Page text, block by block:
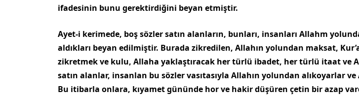
ifadesinin bunu gerektirdiğini beyan etmiştir.
Ayet-i kerimede, boş sözler satın alanların, bunları, insanları Allahm
aldıkları beyan edilmiştir. Burada zikredilen, Alla­hın yolundan maksat,
zikretmek ve kulu, Allaha yaklaş­tıracak her türlü ibadet, her türlü itaat ve
satın alanlar, insanlan bu sözler vasıtasıyla Allahın yolundan alıkoyarlar
Bu itibarla onlara, kıyamet gününde hor ve hakir düşüren çetin bir azap